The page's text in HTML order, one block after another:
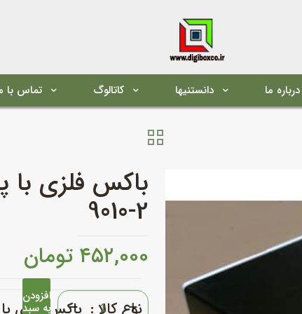
درباره ما دانستنیها کاتالوگ تماس با
9010-2
۴۵۲,۰۰۰ تومان
باکس
افزودن
به سبد